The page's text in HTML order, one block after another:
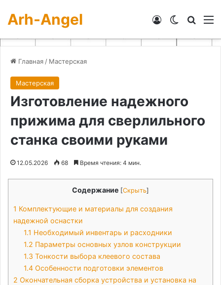
Arh-Angel Switch skin
Войти
Главная / Мастерская
Мастерская
Изготовление надежного
прижима для сверлильного
станка своими руками
12.05.2026 68 Время чтения: 4 мин.
Содержание [Скрыть]
1 Комплектующие и материалы для создания
надежной оснастки
1.1 Необходимый инвентарь и расходники
1.2 Параметры основных узлов конструкции
1.3 Тонкости выбора клеевого состава
1.4 Особенности подготовки элементов
2 Окончательная сборка устройства и установка на